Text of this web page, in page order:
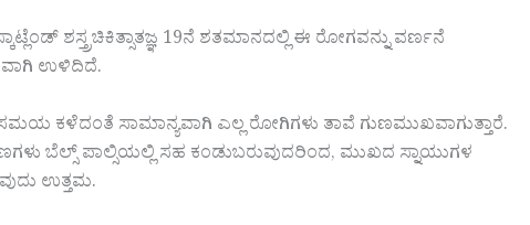
ಶಸ್ತ್ರಚಿಕಿತ್ಸಾತಜ್ಞ 19ನೆ ಶತಮಾನದಲ್ಲಿ ಈ ರೋಗವನ್ನು ವರ್ಣನೆ
ಉಳಿದಿದೆ.
ಕಳೆದಂತೆ ಸಾಮಾನ್ಯವಾಗಿ ಎಲ್ಲ ರೋಗಿಗಳು ತಾವೆ ಗುಣಮುಖವಾಗುತ್ತಾರೆ.
ಬೆಲ್ಸ್ ಪಾಲ್ಸಿಯಲ್ಲಿ ಸಹ ಕಂಡುಬರುವುದರಿಂದ, ಮುಖದ ಸ್ನಾಯುಗಳ
ಉತ್ತಮ.